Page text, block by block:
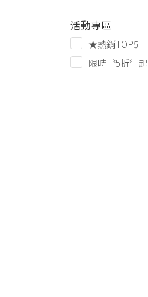
活動專區
★熱銷TOP5
限時〝5折〞起